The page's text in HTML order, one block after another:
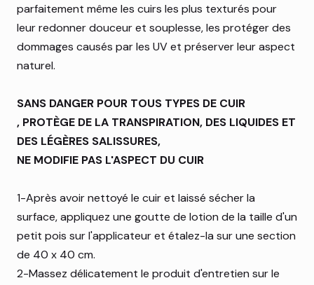
parfaitement même les cuirs les plus texturés pour
leur redonner douceur et souplesse, les protéger des
dommages causés par les UV et préserver leur aspect
naturel.
SANS DANGER POUR TOUS TYPES DE CUIR
, PROTÈGE DE LA TRANSPIRATION, DES LIQUIDES ET
DES LÉGÈRES SALISSURES,
NE MODIFIE PAS L'ASPECT DU CUIR
1-Après avoir nettoyé le cuir et laissé sécher la
surface, appliquez une goutte de lotion de la taille d'un
petit pois sur l'applicateur et étalez-la sur une section
de 40 x 40 cm.
2-Massez délicatement le produit d'entretien sur le